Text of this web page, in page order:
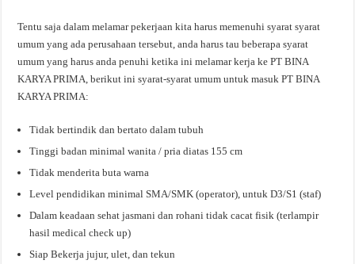
Tentu saja dalam melamar pekerjaan kita harus memenuhi syarat syarat
umum yang ada perusahaan tersebut, anda harus tau beberapa syarat
umum yang harus anda penuhi ketika ini melamar kerja ke PT BINA
KARYA PRIMA, berikut ini syarat-syarat umum untuk masuk PT BINA
KARYA PRIMA:
Tidak bertindik dan bertato dalam tubuh
Tinggi badan minimal wanita / pria diatas 155 cm
Tidak menderita buta warna
Level pendidikan minimal SMA/SMK (operator), untuk D3/S1 (staf)
Dalam keadaan sehat jasmani dan rohani tidak cacat fisik (terlampir
hasil medical check up)
Siap Bekerja jujur, ulet, dan tekun